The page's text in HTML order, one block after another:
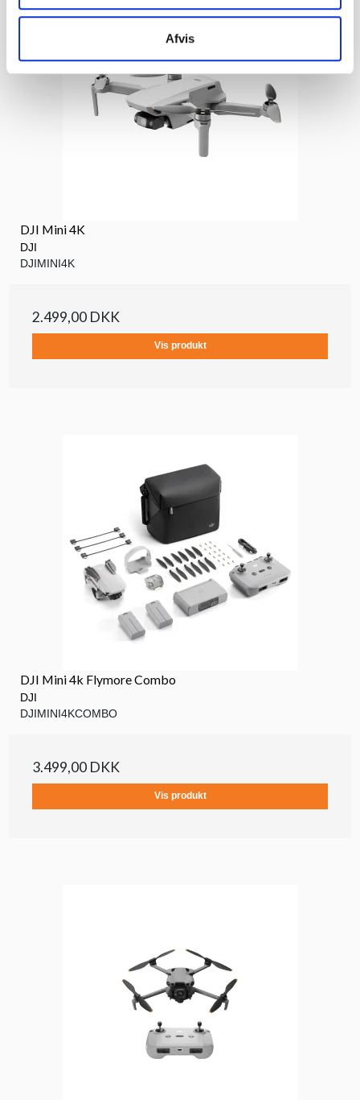
Afvis
DJI Mini 4K
DJI
DJIMINI4K
2.499,00 DKK
Vis produkt
DJI Mini 4k Flymore Combo
DJI
DJIMINI4KCOMBO
3.499,00 DKK
Vis produkt